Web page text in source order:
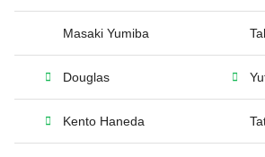
Masaki Yumiba
Douglas
Kento Haneda